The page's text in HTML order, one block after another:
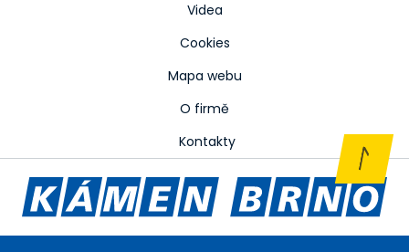
Videa
Cookies
Mapa webu
O firmě
Kontakty